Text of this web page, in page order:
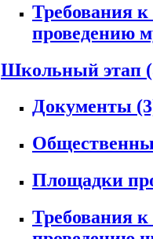
Требования
проведению
Школьный этап
Документы
Площадки
Требования